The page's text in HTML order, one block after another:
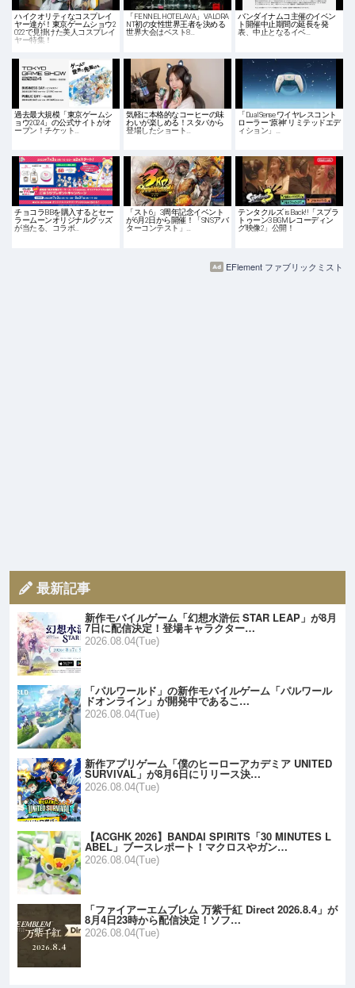
ハイクオリティなコスプレイ
ヤー達が！東京ゲームショウ2
022で見掛けた美人コスプレイ
ヤー特集！
「FENNEL HOTELAVA」VALORA
NT初の女性世界王者を決める
世界大会はベスト8…
バンダイナムコ主催のイベン
ト開催中止期間の延長を発
表、中止となるイベ…
過去最大規模「東京ゲームシ
ョウ2024」の公式サイトがオ
ープン！チケット…
気軽に本格的なコーヒーの味
わいが楽しめる！スタバから
登場したショート…
「DualSense ワイヤレスコント
ローラー “原神” リミテッドエデ
ィション」…
チョコラBBを購入するとセー
ラームーンオリジナルグッズ
が当たる、コラボ…
「スト6」3周年記念イベント
が6月2日から開催！「SNSアバ
ターコンテスト」…
テンタクルズ is Back!!「スプラ
トゥーン3 BGMレコーディン
グ映像2」公開！
EFlement ファブリックミスト
最新記事
新作モバイルゲーム「幻想水滸伝 STAR LEAP」が8月
7日に配信決定！登場キャラクター…
2026.08.04(Tue)
「パルワールド」の新作モバイルゲーム「パルワール
ドオンライン」が開発中であるこ…
2026.08.04(Tue)
新作アプリゲーム「僕のヒーローアカデミア UNITED
SURVIVAL」が8月6日にリリース決…
2026.08.04(Tue)
【ACGHK 2026】BANDAI SPIRITS「30 MINUTES L
ABEL」ブースレポート！マクロスやガン…
2026.08.04(Tue)
「ファイアーエムブレム 万紫千紅 Direct 2026.8.4」が
8月4日23時から配信決定！ソフ…
2026.08.04(Tue)